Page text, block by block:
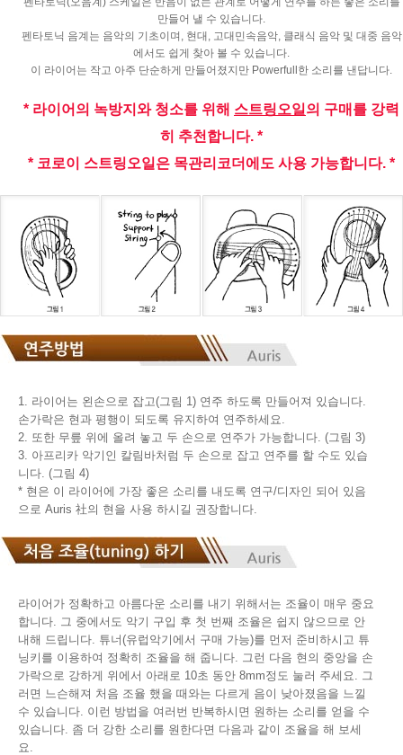
만들어 낼 수 있습니다.
펜타토닉 음계는 음악의 기초이며, 현대, 고대민속음악, 클래식 음악 및 대중 음악
에서도 쉽게 찾아 볼 수 있습니다.
이 라이어는 작고 아주 단순하게 만들어졌지만 Powerfull한 소리를 낸답니다.
* 라이어의 녹방지와 청소를 위해 스트링오일 의 구매를 강력
히 추천합니다. *
* 코로이 스트링오일은 목관리코더에도 사용 가능합니다. *
1. 라이어는 왼손으로 잡고(그림 1) 연주 하도록 만들어져 있습니다.
손가락은 현과 평행이 되도록 유지하여 연주하세요.
2. 또한 무릎 위에 올려 놓고 두 손으로 연주가 가능합니다. (그림 3)
3. 아프리카 악기인 칼림바처럼 두 손으로 잡고 연주를 할 수도 있습
니다. (그림 4)
* 현은 이 라이어에 가장 좋은 소리를 내도록 연구/디자인 되어 있음
으로 Auris 社의 현을 사용 하시길 권장합니다.
라이어가 정확하고 아름다운 소리를 내기 위해서는 조율이 매우 중요
합니다. 그 중에서도 악기 구입 후 첫 번째 조율은 쉽지 않으므로 안
내해 드립니다. 튜너(유럽악기에서 구매 가능)를 먼저 준비하시고 튜
닝키를 이용하여 정확히 조율을 해 줍니다. 그런 다음 현의 중앙을 손
가락으로 강하게 위에서 아래로 10초 동안 8mm정도 눌러 주세요. 그
러면 느슨해져 처음 조율 했을 때와는 다르게 음이 낮아졌음을 느낄
수 있습니다. 이런 방법을 여러번 반복하시면 원하는 소리를 얻을 수
있습니다. 좀 더 강한 소리를 원한다면 다음과 같이 조율을 해 보세
요.